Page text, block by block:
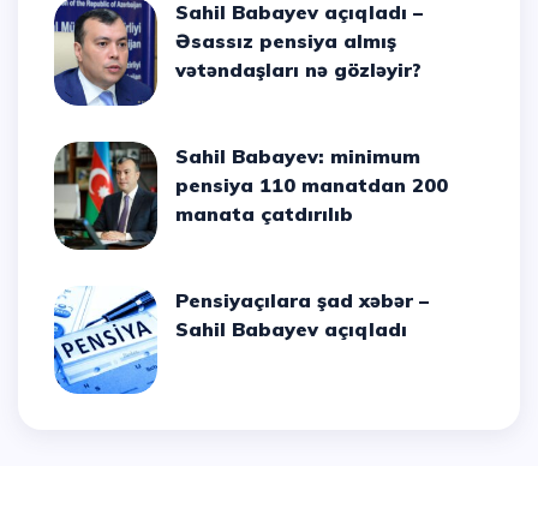
Sahil Babayev açıqladı –
Əsassız pensiya almış
vətəndaşları nə gözləyir?
Sahil Babayev: minimum
pensiya 110 manatdan 200
manata çatdırılıb
Pensiyaçılara şad xəbər –
Sahil Babayev açıqladı